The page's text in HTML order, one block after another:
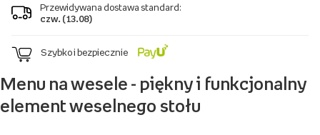
Przewidywana dostawa standard:
czw. (13.08)
Szybko i bezpiecznie
Menu na wesele - piękny i funkcjonalny
element weselnego stołu